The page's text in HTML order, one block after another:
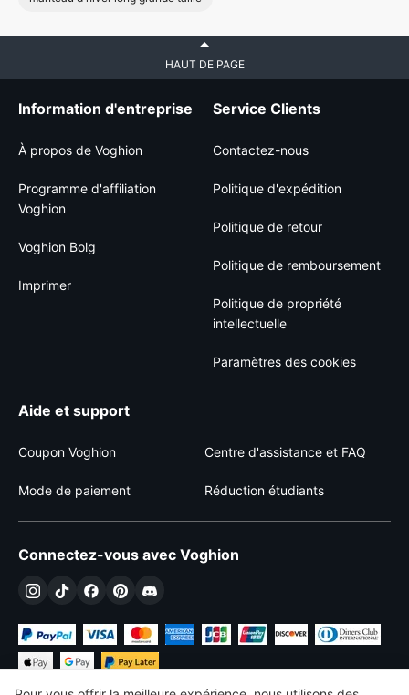
HAUT DE PAGE
Information d'entreprise
À propos de Voghion
Programme d'affiliation
Voghion
Voghion Bolg
Imprimer
Service Clients
Contactez-nous
Politique d'expédition
Politique de retour
Politique de remboursement
Politique de propriété
intellectuelle
Paramètres des cookies
Aide et support
Coupon Voghion Centre d'assistance et FAQ
Mode de paiement Réduction étudiants
Connectez-vous avec Voghion